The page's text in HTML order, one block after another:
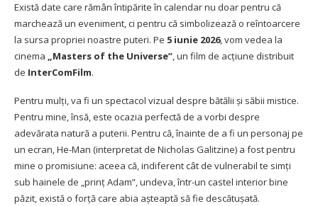
Există date care rămân întipărite în calendar nu doar pentru că
marchează un eveniment, ci pentru că simbolizează o reîntoarcere
la sursa propriei noastre puteri. Pe 5 iunie 2026, vom vedea la
cinema „Masters of the Universe”, un film de acțiune distribuit
de InterComFilm.
Pentru mulți, va fi un spectacol vizual despre bătălii și săbii mistice.
Pentru mine, însă, este ocazia perfectă de a vorbi despre
adevărata natură a puterii. Pentru că, înainte de a fi un personaj pe
un ecran, He-Man (interpretat de Nicholas Galitzine) a fost pentru
mine o promisiune: aceea că, indiferent cât de vulnerabil te simți
sub hainele de „prinț Adam”, undeva, într-un castel interior bine
păzit, există o forță care abia așteaptă să fie descătușată.